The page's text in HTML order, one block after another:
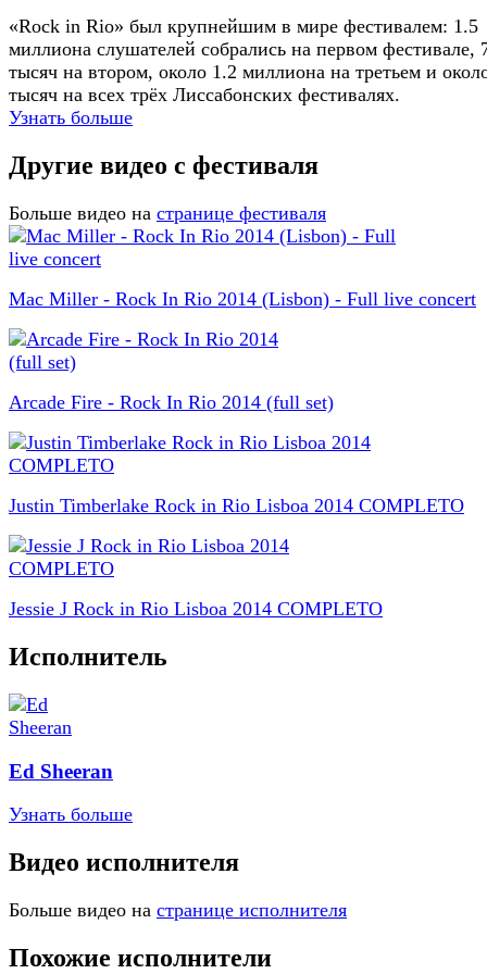
«Rock in Rio» был крупнейшим в мире фестивалем: 1.5
миллиона слушателей собрались на первом фестивале,
тысяч на втором, около 1.2 миллиона на третьем и
тысяч на всех трёх Лиссабонских фестивалях.
Узнать больше
Другие видео с фестиваля
Больше видео на странице фестиваля
Mac Miller - Rock In Rio 2014 (Lisbon) - Full live concert
Arcade Fire - Rock In Rio 2014 (full set)
Justin Timberlake Rock in Rio Lisboa 2014 COMPLETO
Jessie J Rock in Rio Lisboa 2014 COMPLETO
Исполнитель
Ed Sheeran
Узнать больше
Видео исполнителя
Больше видео на странице исполнителя
Похожие исполнители